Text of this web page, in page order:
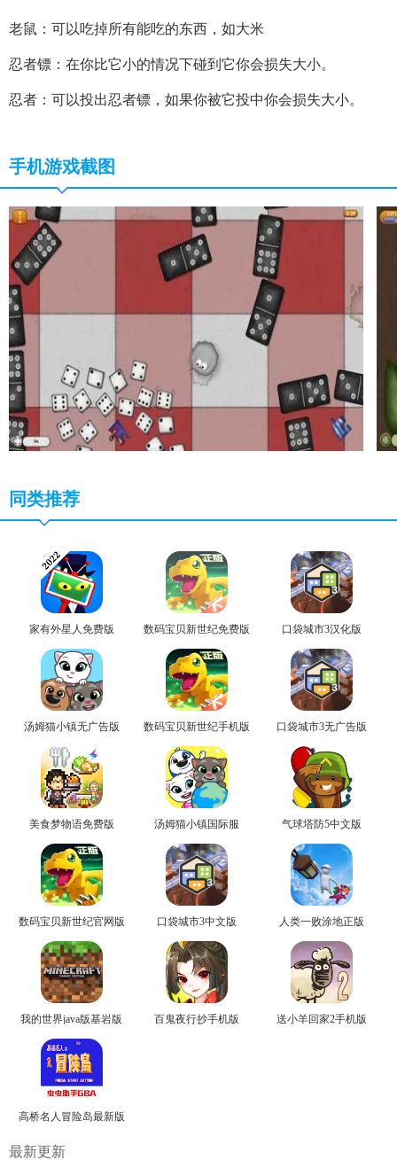
老鼠：可以吃掉所有能吃的东西，如大米
忍者镖：在你比它小的情况下碰到它你会损失大小。
忍者：可以投出忍者镖，如果你被它投中你会损失大小。
手机游戏截图
同类推荐
家有外星人免费版 数码宝贝新世纪免费版 口袋城市3汉化版
汤姆猫小镇无广告版 数码宝贝新世纪手机版 口袋城市3无广告版
美食梦物语免费版 汤姆猫小镇国际服 气球塔防5中文版
数码宝贝新世纪官网版 口袋城市3中文版 人类一败涂地正版
我的世界java版基岩版 百鬼夜行抄手机版 送小羊回家2手机版
高桥名人冒险岛最新版
最新更新